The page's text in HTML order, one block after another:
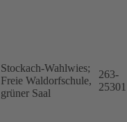
Stockach-Wahlwies;
Freie Waldorfschule,
grüner Saal
263-
25301